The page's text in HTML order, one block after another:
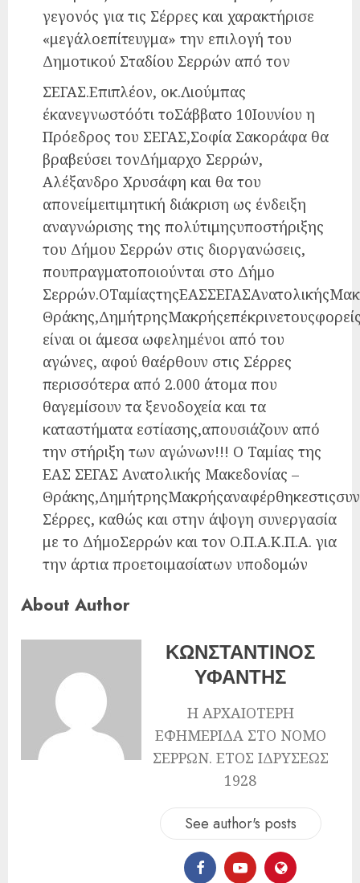
γεγονός για τις Σέρρες και χαρακτήρισε
«μεγάλοεπίτευγμα» την επιλογή του
Δημοτικού Σταδίου Σερρών από τον
ΣΕΓΑΣ.Επιπλέον, οκ.Λιούμπας
έκανεγνωστόότι τοΣάββατο 10Ιουνίου η
Πρόεδρος του ΣΕΓΑΣ,Σοφία Σακοράφα θα
βραβεύσει τονΔήμαρχο Σερρών,
Αλέξανδρο Χρυσάφη και θα του
απονείμειτιμητική διάκριση ως ένδειξη
αναγνώρισης της πολύτιμηςυποστήριξης
του Δήμου Σερρών στις διοργανώσεις,
πουπραγματοποιούνται στο Δήμο
είναι οι άμεσα ωφελημένοι από του
αγώνες, αφού θαέρθουν στις Σέρρες
περισσότερα από 2.000 άτομα που
θαγεμίσουν τα ξενοδοχεία και τα
καταστήματα εστίασης,απουσιάζουν από
την στήριξη των αγώνων!!! Ο Ταμίας της
ΕΑΣ ΣΕΓΑΣ Ανατολικής Μακεδονίας –
Σέρρες, καθώς και στην άψογη συνεργασία
με το ΔήμοΣερρών και τον Ο.Π.Α.Κ.Π.Α. για
την άρτια προετοιμασίατων υποδομών
About Author
ΚΩΝΣΤΑΝΤΙΝΟΣ
ΥΦΑΝΤΗΣ
Η ΑΡΧΑΙΟΤΕΡΗ
ΕΦΗΜΕΡΙΔΑ ΣΤΟ ΝΟΜΟ
ΣΕΡΡΩΝ. ΕΤΟΣ ΙΔΡΥΣΕΩΣ
1928
See author's posts